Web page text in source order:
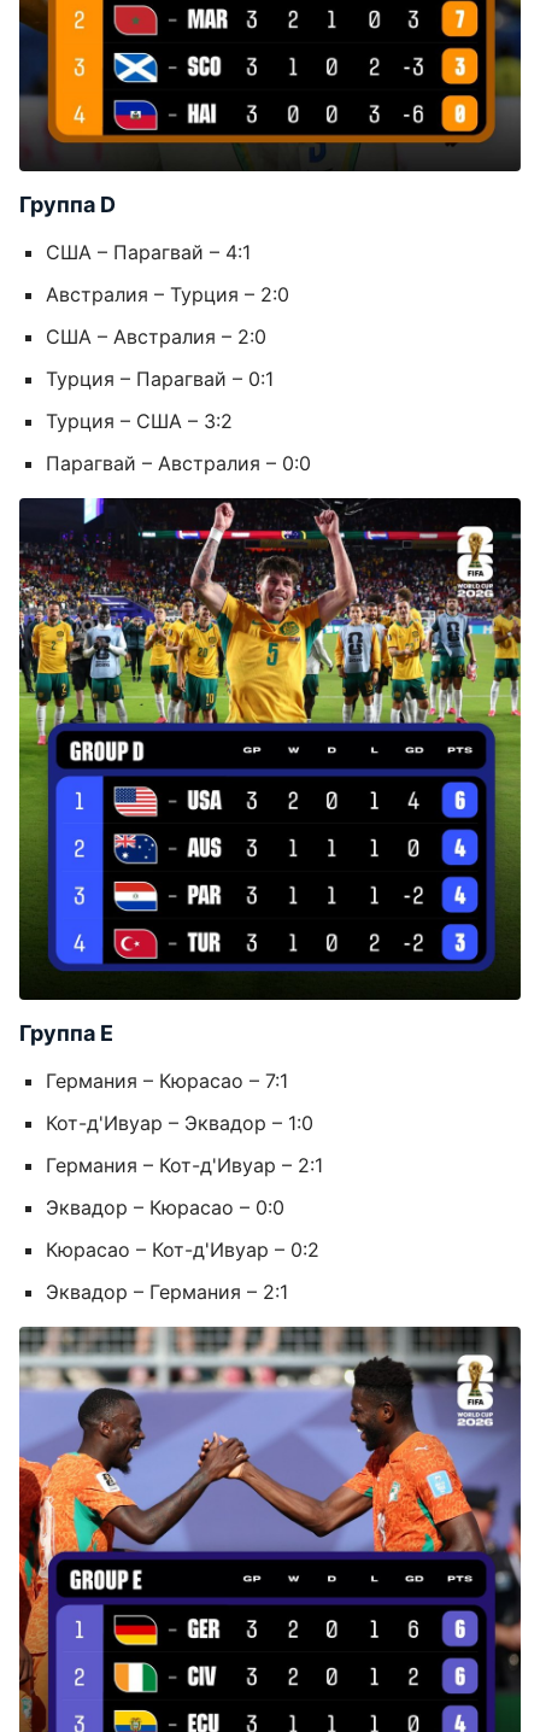
Группа D
США – Парагвай – 4:1
Австралия – Турция – 2:0
США – Австралия – 2:0
Турция – Парагвай – 0:1
Турция – США – 3:2
Парагвай – Австралия – 0:0
Группа E
Германия – Кюрасао – 7:1
Кот-д'Ивуар – Эквадор – 1:0
Германия – Кот-д'Ивуар – 2:1
Эквадор – Кюрасао – 0:0
Кюрасао – Кот-д'Ивуар – 0:2
Эквадор – Германия – 2:1